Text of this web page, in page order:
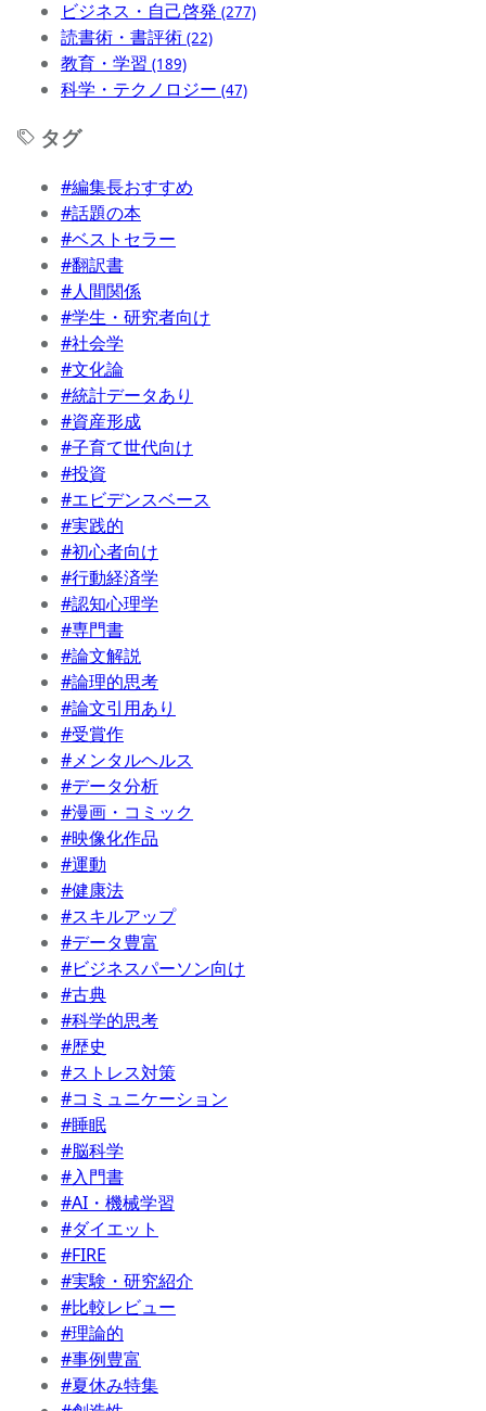
ビジネス・自己啓発 (277)
読書術・書評術 (22)
教育・学習 (189)
科学・テクノロジー (47)
タグ
#編集長おすすめ
#話題の本
#ベストセラー
#翻訳書
#人間関係
#学生・研究者向け
#社会学
#文化論
#統計データあり
#資産形成
#子育て世代向け
#投資
#エビデンスベース
#実践的
#初心者向け
#行動経済学
#認知心理学
#専門書
#論文解説
#論理的思考
#論文引用あり
#受賞作
#メンタルヘルス
#データ分析
#漫画・コミック
#映像化作品
#運動
#健康法
#スキルアップ
#データ豊富
#ビジネスパーソン向け
#古典
#科学的思考
#歴史
#ストレス対策
#コミュニケーション
#睡眠
#脳科学
#入門書
#AI・機械学習
#ダイエット
#FIRE
#実験・研究紹介
#比較レビュー
#理論的
#事例豊富
#夏休み特集